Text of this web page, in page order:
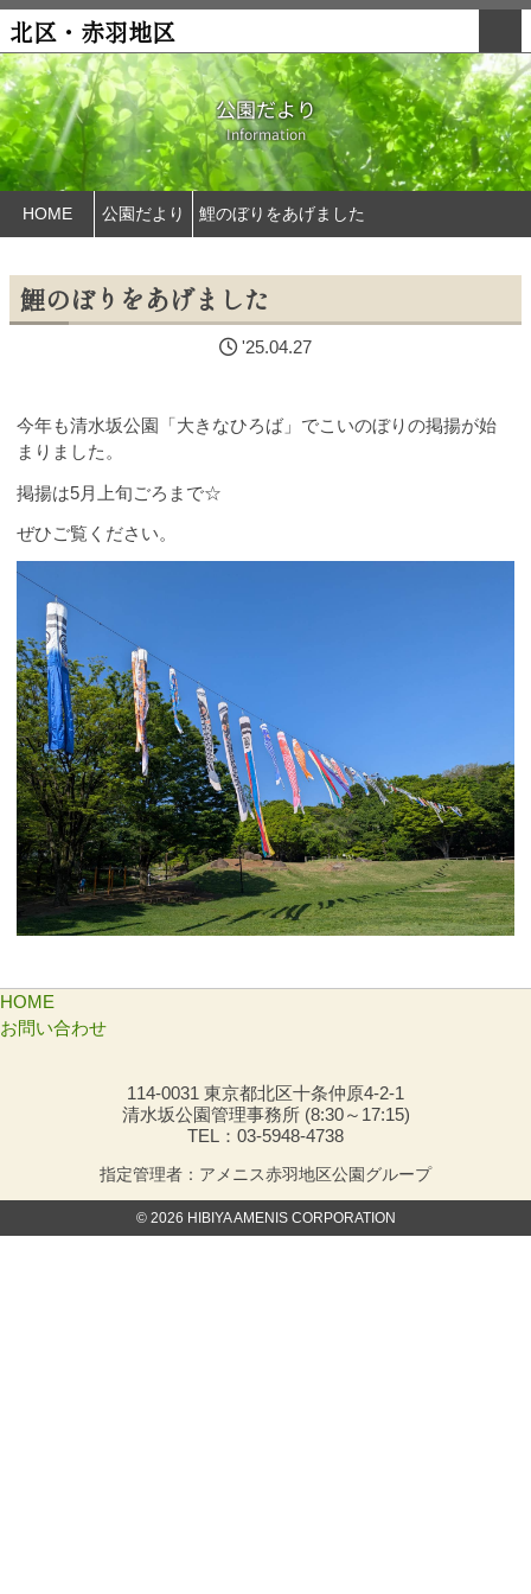
北区・赤羽地区
公園だより
Information
HOME 公園だより 鯉のぼりをあげました
鯉のぼりをあげました
'25.04.27
今年も清水坂公園「大きなひろば」でこいのぼりの掲揚が始
まりました。
掲揚は5月上旬ごろまで☆
ぜひご覧ください。
HOME
お問い合わせ
114-0031 東京都北区十条仲原4-2-1
清水坂公園管理事務所 (8:30～17:15)
TEL：03-5948-4738
指定管理者：アメニス赤羽地区公園グループ
© 2026 HIBIYA AMENIS CORPORATION